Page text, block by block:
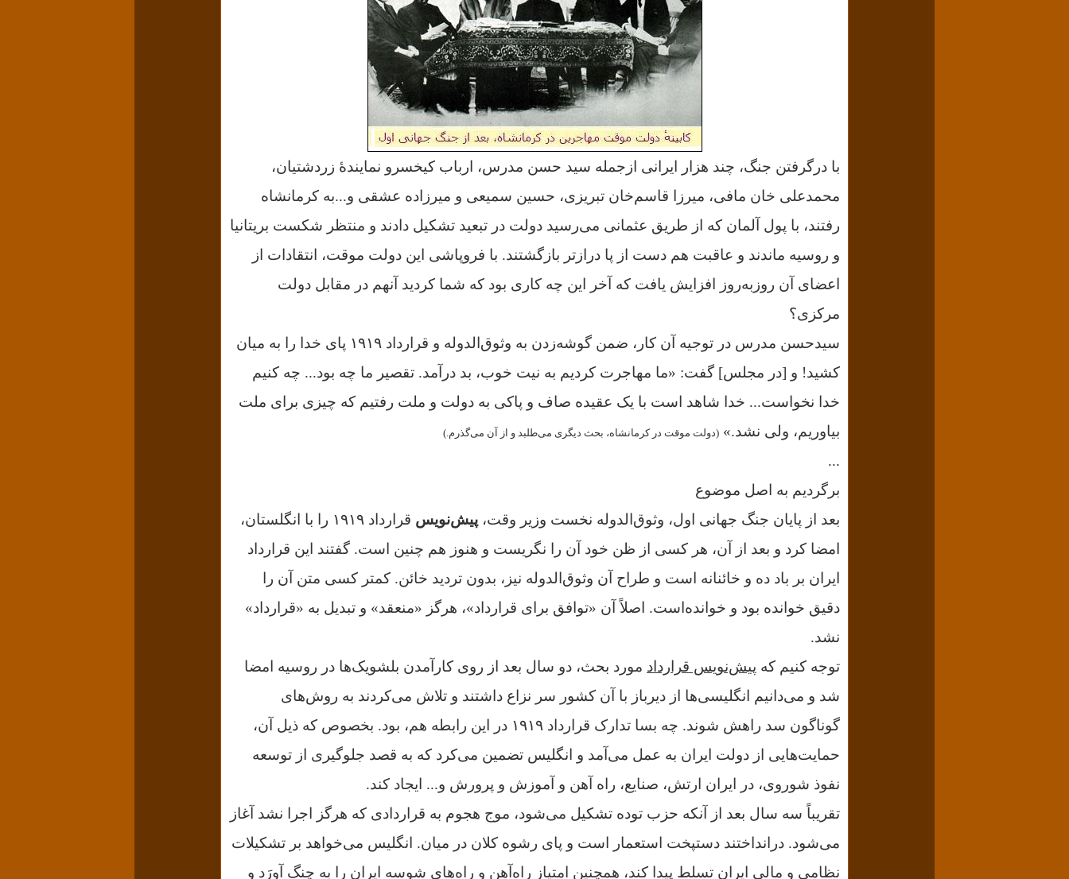
با درگرفتن جنگ، چند هزار ایرانی ازجمله سید حسن مدرس، ارباب کیخسرو نمایندهٔ زردشتیان،
محمدعلی خان مافی، میرزا قاسم‌خان تبریزی، حسین سمیعی و میرزاده عشقی و...به کرمانشاه
رفتند، با پول آلمان که از طریق عثمانی می‌رسید دولت در تبعید تشکیل دادند و منتظر شکست بریتانیا
و روسیه ماندند و عاقبت هم دست از پا درازتر بازگشتند. با فروپاشی این دولت موقت، انتقادات از
اعضای آن روزبه‌روز افزایش یافت که آخر این چه کاری بود که شما کردید آنهم در مقابل دولت
مرکزی؟
سیدحسن مدرس در توجیه آن کار، ضمن گوشه‌زدن به وثوق‌الدوله و قرارداد ۱۹۱۹ پای خدا را به میان
کشید! و [در مجلس] گفت: «ما مهاجرت کردیم به نیت خوب، بد درآمد. تقصیر ما چه بود... چه کنیم
خدا نخواست... خدا شاهد است با یک عقیده صاف و پاکی به دولت و ملت رفتیم که چیزی برای ملت
بیاوریم، ولی نشد.» (دولت موقت در کرمانشاه، بحث دیگری می‌طلبد و از آن می‌گذرم.)
...
برگردیم به اصل موضوع
بعد از پايان جنگ جهانی اول، وثوق‌الدوله نخست وزير وقت، پیش‌نویس
قرارداد ۱۹۱۹ را با انگلستان،
امضا کرد و بعد از آن، هر کسی از ظن خود آن را نگریست و هنوز هم چنین است. گفتند اين قرارداد
ایران بر باد ده و خائنانه‌ است و طراح آن وثوق‌الدوله نيز، بدون تردید خائن. کمتر کسی متن آن را
دقیق خوانده بود و خوانده‌است. اصلاً آن «توافق برای قرارداد»، هرگز «منعقد» و تبدیل به «قرارداد»
نشد.
توجه کنیم که پیش‌نویس قرارداد مورد بحث، دو سال بعد از روی کارآمدن بلشویک‌ها در روسیه امضا
شد و می‌دانیم انگلیسی‌ها از دیرباز با آن کشور سر نزاع داشتند و تلاش می‌کردند به روش‌های
گوناگون سد راهش شوند. چه بسا تدارک قرارداد ۱۹۱۹ در این رابطه هم، بود. بخصوص که ذیل آن،
حمایت‌هایی از دولت ایران به عمل می‌آمد و انگلیس تضمین می‌کرد که به قصد جلوگیری از توسعه
نفوذ شوروی، در ایران ارتش، صنایع، راه آهن و آموزش و پرورش و... ایجاد کند.
تقریباً سه سال بعد از آنکه حزب توده تشکیل می‌شود، موج هجوم به قراردادی که هرگز اجرا نشد آغاز
می‌شود. درانداختند دستپخت استعمار است و پای رشوه کلان در میان. انگلیس می‌خواهد بر تشکیلات
نظامی و مالی ایران تسلط پیدا کند، همچنین امتیاز راه‌آهن و راه‌های شوسه ایران را به چنگ آورَد و